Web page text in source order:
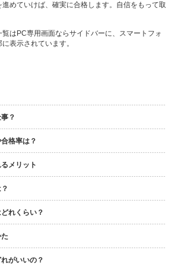
めていけば、確実に合格します。自信をもって取
はPC専用画面ならサイドバーに、スマートフォ
表示されています。
？
格率は？
メリット
れくらい？
がいいの？